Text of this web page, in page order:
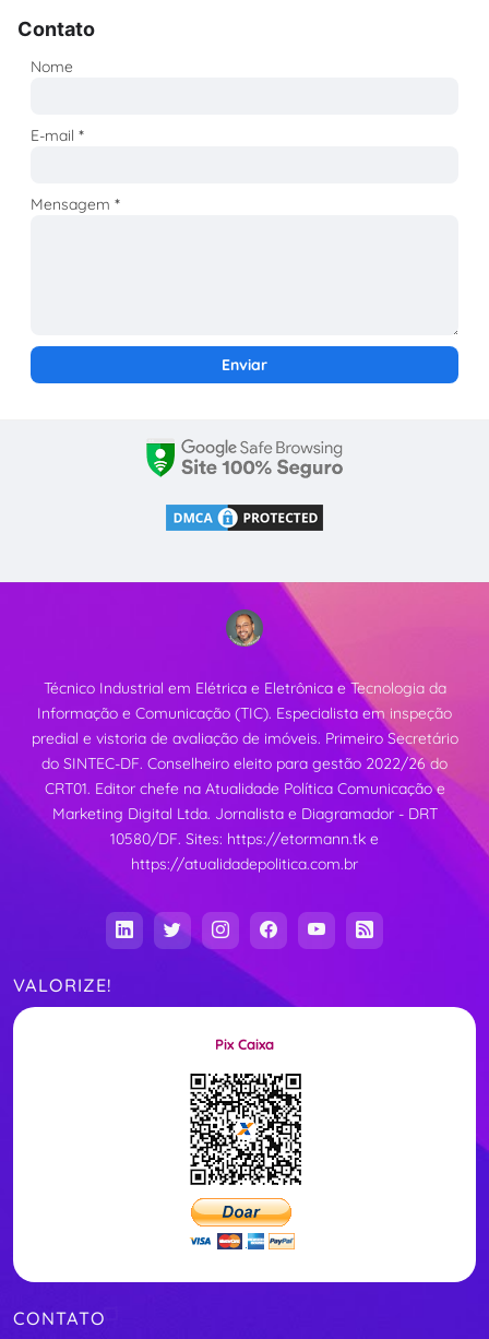
Contato
Nome
E-mail*
Mensagem*
Técnico Industrial em Elétrica e Eletrônica e Tecnologia da
Informação e Comunicação (TIC). Especialista em inspeção
predial e vistoria de avaliação de imóveis. Primeiro Secretário
do SINTEC-DF. Conselheiro eleito para gestão 2022/26 do
CRT01. Editor chefe na Atualidade Política Comunicação e
Marketing Digital Ltda. Jornalista e Diagramador - DRT
10580/DF. Sites: https://etormann.tk e
https://atualidadepolitica.com.br
VALORIZE!
Pix Caixa
CONTATO